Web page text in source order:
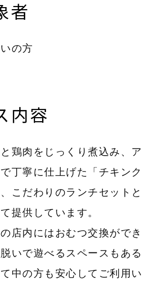
者
の方
内容
鶏肉をじっくり煮込み、
丁寧に仕上げた「チキン
こだわりのランチセット
提供しています。
店内にはおむつ交換がで
いで遊べるスペースもあ
中の方も安心してご利用